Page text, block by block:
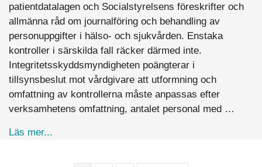
patientdatalagen och Socialstyrelsens föreskrifter och
allmänna råd om journalföring och behandling av
personuppgifter i hälso- och sjukvården. Enstaka
kontroller i särskilda fall räcker därmed inte.
Integritetsskyddsmyndigheten poängterar i
tillsynsbeslut mot vårdgivare att utformning och
omfattning av kontrollerna måste anpassas efter
verksamhetens omfattning, antalet personal med …
Läs mer...